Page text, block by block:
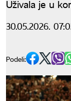
Uživala je u
30.05.2026.
Podeli: